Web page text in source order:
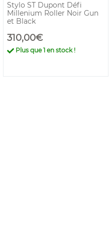
Stylo ST Dupont Défi
Millenium Roller Noir Gun
et Black
310,00€
Plus que1 en stock !